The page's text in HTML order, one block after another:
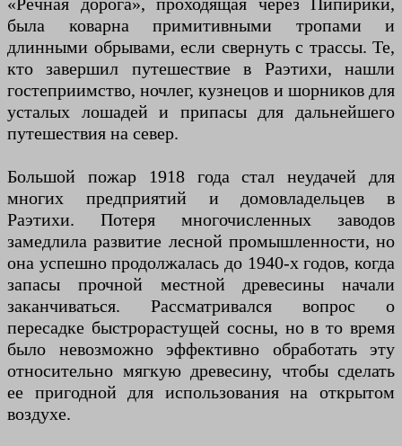
была коварна примитивными тропами и
длинными обрывами, если свернуть с трассы. Те,
кто завершил путешествие в Раэтихи, нашли
гостеприимство, ночлег, кузнецов и шорников для
усталых лошадей и припасы для дальнейшего
путешествия на север.
Большой пожар 1918 года стал неудачей для
многих предприятий и домовладельцев в
Раэтихи. Потеря многочисленных заводов
замедлила развитие лесной промышленности, но
она успешно продолжалась до 1940-х годов, когда
запасы прочной местной древесины начали
заканчиваться. Рассматривался вопрос о
пересадке быстрорастущей сосны, но в то время
было невозможно эффективно обработать эту
относительно мягкую древесину, чтобы сделать
ее пригодной для использования на открытом
воздухе.